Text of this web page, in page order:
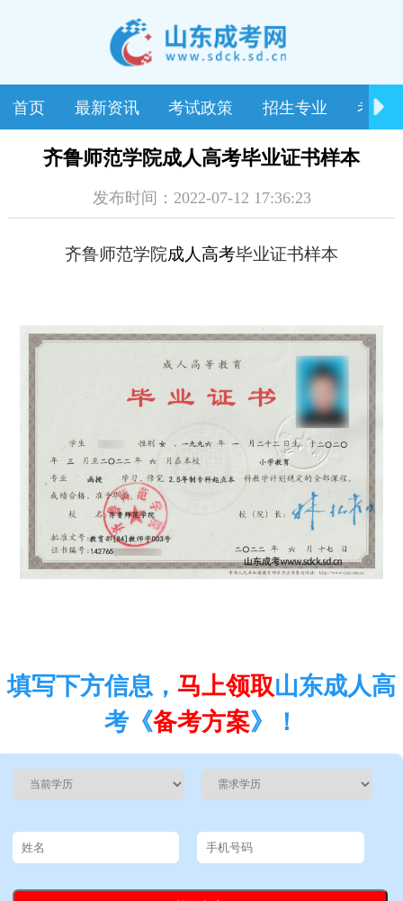
首页 最新资讯 考试政策 招生专业 考试
齐鲁师范学院成人高考毕业证书样本
发布时间：2022-07-12 17:36:23
齐鲁师范学院成人高考毕业证书样本
填写下方信息， 马上领取山东成人高
考《备考方案》！